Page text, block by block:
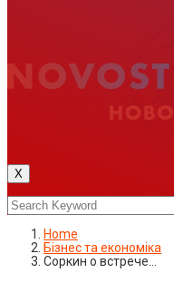
X
Home
Бізнес та економіка
Соркин о встрече…